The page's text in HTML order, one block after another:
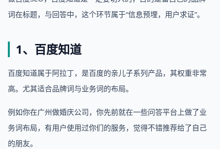
词在标题，与回答中，这个环节属于“信息预埋，用户求证”。
1、百度知道
百度知道属于阿拉丁，是百度的亲儿子系列产品，其权重非常
高。尤其适合品牌词与业务词的布局。
例如你在广州做婚庆公司，你先前就在一些问答平台上做了业
务词布局，有用户使用过你们的服务，觉得不错推荐给了自己
的朋友。